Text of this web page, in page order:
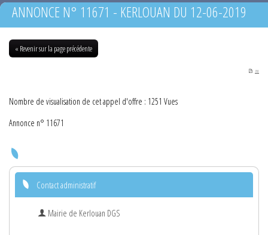
ANNONCE N° 11671 - KERLOUAN DU 12-06-2019
« Revenir sur la page précédente
PDF
Nombre de visualisation de cet appel d'offre : 1251 Vues
Annonce n° 11671
Contact administratif
Mairie de Kerlouan DGS